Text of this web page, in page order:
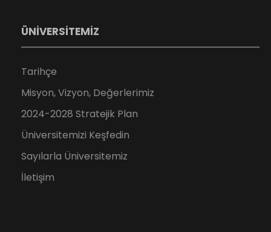
ÜNİVERSİTEMİZ
Tarihçe
Misyon, Vizyon, Değerlerimiz
2024-2028 Stratejik Plan
Üniversitemizi Keşfedin
Sayılarla Üniversitemiz
İletişim